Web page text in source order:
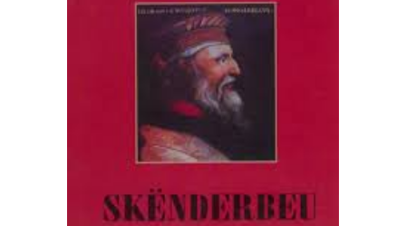
SHTOJE NË SHPORTË